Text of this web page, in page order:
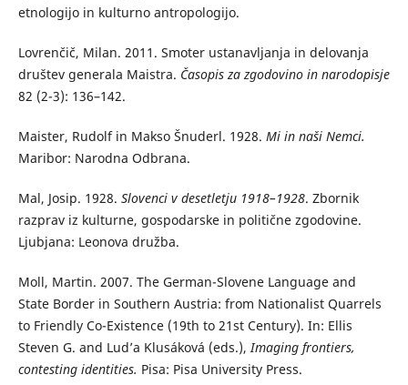
etnologijo in kulturno antropologijo.
Lovrenčič, Milan. 2011. Smoter ustanavljanja in delovanja
društev generala Maistra. Časopis za zgodovino in narodopisje
82 (2-3): 136–142.
Maister, Rudolf in Makso Šnuderl. 1928. Mi in naši Nemci.
Maribor: Narodna Odbrana.
Mal, Josip. 1928. Slovenci v desetletju 1918–1928. Zbornik
razprav iz kulturne, gospodarske in politične zgodovine.
Ljubjana: Leonova družba.
Moll, Martin. 2007. The German-Slovene Language and
State Border in Southern Austria: from Nationalist Quarrels
to Friendly Co-Existence (19th to 21st Century). In: Ellis
Steven G. and Lud’a Klusáková (eds.), Imaging frontiers,
contesting identities. Pisa: Pisa University Press.